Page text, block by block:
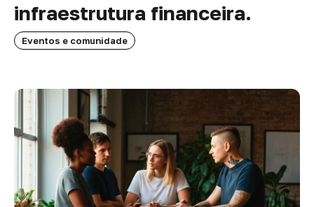
infraestrutura financeira.
Eventos e comunidade